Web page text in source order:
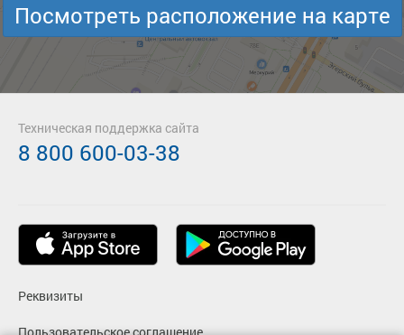
Посмотреть расположение на карте
Реквизиты
Техническая поддержка сайта
8 800 600-03-38